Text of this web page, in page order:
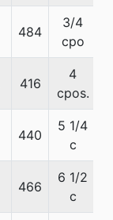
484
3/4
cpo
416
4
cpos.
440
5 1/4
c
466
6 1/2
c